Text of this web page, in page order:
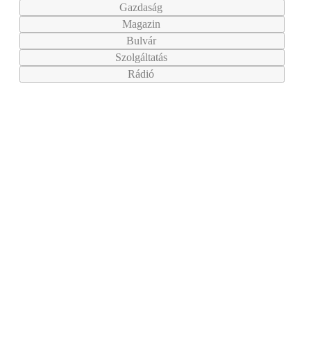
Gazdaság
Magazin
Bulvár
Szolgáltatás
Rádió